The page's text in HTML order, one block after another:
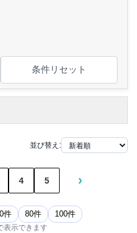
条件リセット
並び替え:
4 5 ›
件 80件 100件
表示できます